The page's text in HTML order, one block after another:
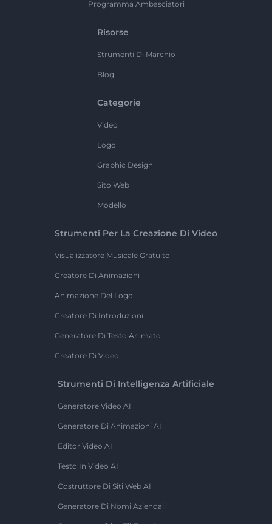
Programma Ambasciatori
Risorse
Strumenti Di Marchio
Blog
Categorie
Video
Logo
Graphic Design
Sito Web
Modello
Strumenti Per La Creazione Di Video
Visualizzatore Musicale Gratuito
Creatore Di Animazioni
Animazione Del Logo
Creatore Di Introduzioni
Generatore Di Testo Animato
Creatore Di Video
Strumenti Di Intelligenza Artificiale
Generatore Video AI
Generatore Di Animazioni AI
Editor Video AI
Testo In Video AI
Costruttore Di Siti Web AI
Generatore Di Nomi Aziendali